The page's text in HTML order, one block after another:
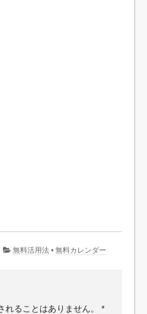
無料活用法 •無料カレンダー
れることはありません。
*